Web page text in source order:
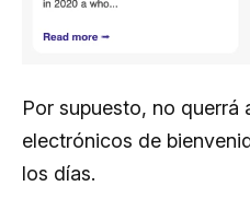
Por supuesto, no querrá
electrónicos de
los días.